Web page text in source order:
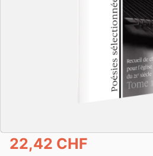
22,42 CHF